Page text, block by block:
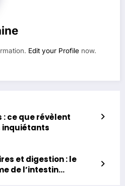
Edit your Profile now.
: ce que révèlent
inquiétants
et digestion : le
de l’intestin